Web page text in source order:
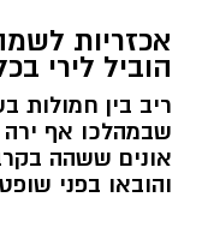
אכזריות
הוביל לירי
ריב בין חמולות
שבמהלכו אף
אונים ששהה
והובאו בפני שופט